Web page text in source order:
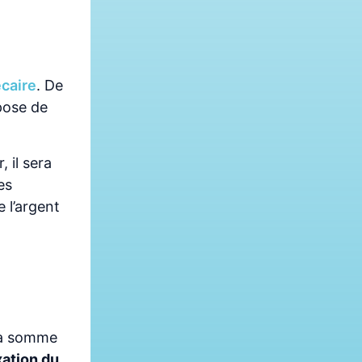
. De
de
il sera
l’argent
somme